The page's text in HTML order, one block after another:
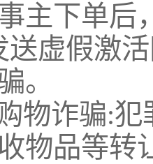
主下单后
送虚假激
。
物诈骗:
物品等转